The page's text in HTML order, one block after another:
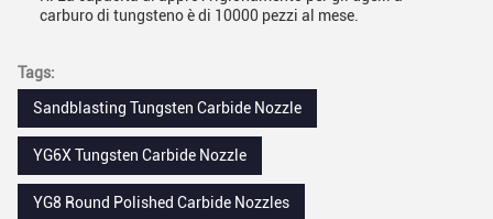
carburo di tungsteno è di 10000 pezzi al mese.
Tags:
Sandblasting Tungsten Carbide Nozzle
YG6X Tungsten Carbide Nozzle
YG8 Round Polished Carbide Nozzles